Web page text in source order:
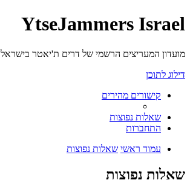
YtseJammers Israel
מועדון המעריצים הרשמי של דרים ת'יאטר בישראל
דילוג לתוכן
קישורים מהירים
שאלות נפוצות
התחברות
עמוד ראשי שאלות נפוצות
שאלות נפוצות